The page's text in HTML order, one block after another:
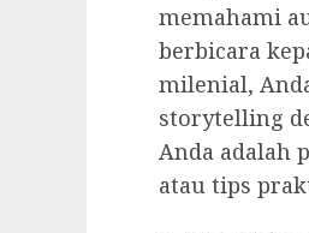
memahami
berbicara
milenial,
storytelling
Anda adalah
atau tips